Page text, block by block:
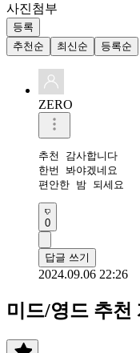
사진첨부
등록
추천순
최신순 등록순
ZERO
추천 감사합니다
한번 봐야겠네요
편안한 밤 되세요
0
답글 쓰기
2024.09.06 22:26
미드/영드 추천